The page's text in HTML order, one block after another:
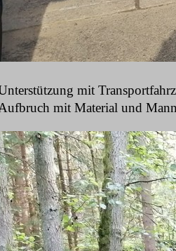
mit
mit Material und